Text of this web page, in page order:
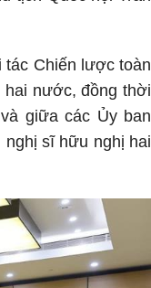
tác Chiến lược toàn
hai nước, đồng thời
giữa các Ủy ban
sĩ hữu nghị hai